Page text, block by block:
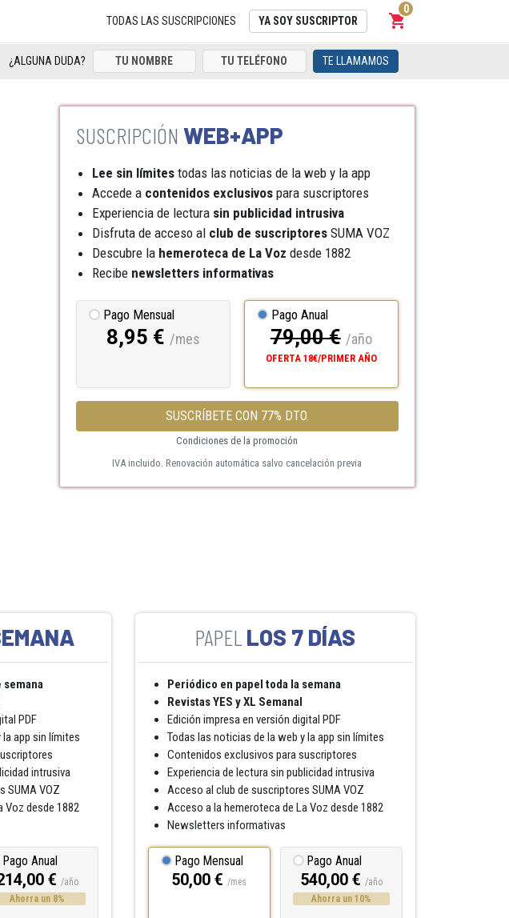
TODAS LAS SUSCRIPCIONES YA SOY SUSCRIPTOR shopping_cart
Carrito
0
¿ALGUNA DUDA? TE LLAMAMOS
WEB+APP
Lee sin límitestodas las noticias de la web y la app
Accede acontenidos exclusivospara suscriptores
Experiencia de lecturasin publicidad intrusiva
Disfruta de acceso alclub de suscriptoresSUMA VOZ
Descubre lahemerotecade La Voz desde 1882
Recibe newsletters informativas
Pago Mensual
8,95 € /mes
Pago Anual
79,00 € /año
OFERTA 18€/PRIMER AÑO
SUSCRÍBETE CON 77% DTO.
Condiciones de la promoción
IVA incluido. Renovación automática salvo cancelación previa
semana
PDF
app sin límites
intrusiva
SUMA VOZ
Voz desde 1882
Pago Anual
€/año
Ahorra un 8%
LOS 7 DÍAS
Periódico en papel toda la semana
Revistas YES y XL Semanal
Edición impresa en versión digital PDF
Todas las noticias de la web y la app sin límites
Contenidos exclusivos para suscriptores
Experiencia de lectura sin publicidad intrusiva
Acceso al club de suscriptores SUMA VOZ
Acceso a la hemeroteca de La Voz desde 1882
Newsletters informativas
Pago Mensual
50,00 €/mes
Pago Anual
540,00 €/año
Ahorra un 10%